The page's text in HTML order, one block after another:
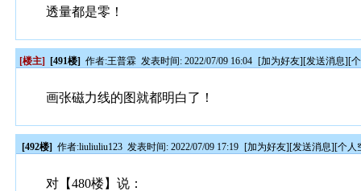
透量都是零！
[楼主] [491楼] 作者:王普霖 发表时间: 2022/07/09 16:04 [加为好友][发送消息][
画张磁力线的图就都明白了！
[492楼] 作者:liuliuliu123 发表时间: 2022/07/09 17:19 [加为好友][发送消息][个人
对【480楼】说：